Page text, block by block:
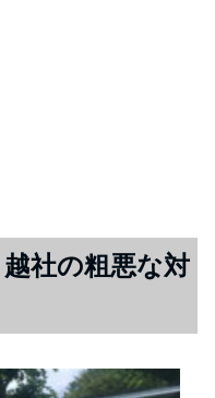
社の粗悪な対